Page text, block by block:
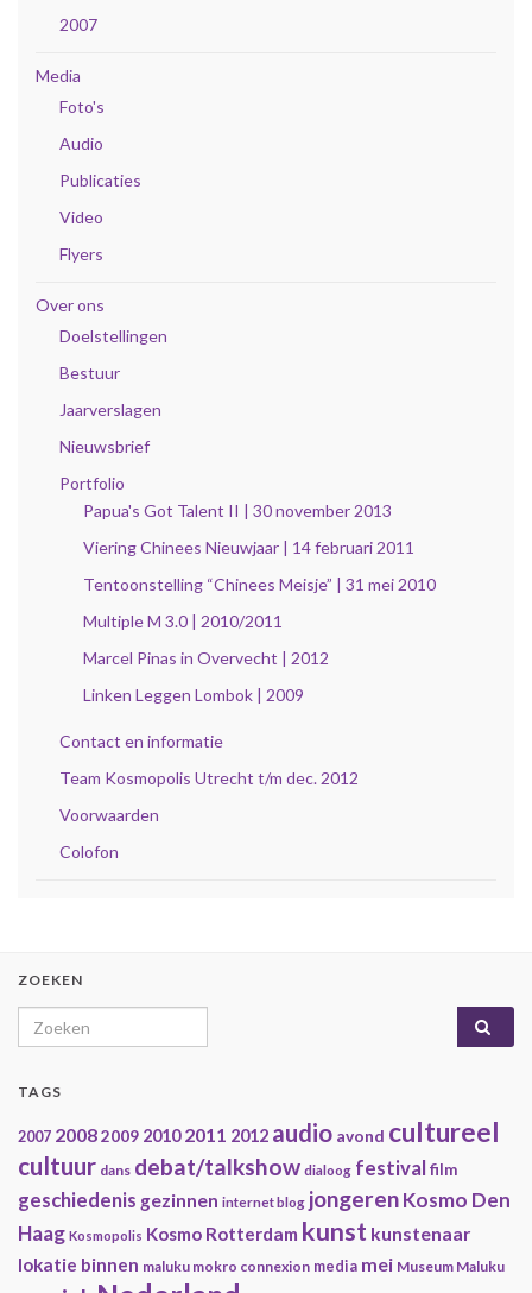
2007
Media
Foto's
Audio
Publicaties
Video
Flyers
Over ons
Doelstellingen
Bestuur
Jaarverslagen
Nieuwsbrief
Portfolio
Papua's Got Talent II | 30 november 2013
Viering Chinees Nieuwjaar | 14 februari 2011
Tentoonstelling “Chinees Meisje” | 31 mei 2010
Multiple M 3.0 | 2010/2011
Marcel Pinas in Overvecht | 2012
Linken Leggen Lombok | 2009
Contact en informatie
Team Kosmopolis Utrecht t/m dec. 2012
Voorwaarden
Colofon
ZOEKEN
Search for:
TAGS
2007 20082009 2010 2011 2012 audio avond cultureel
cultuur dans debat/talkshow dialoog festival film
geschiedenis gezinnen internet blog jongerenKosmo Den
Haag Kosmopolis Kosmo Rotterdam kunst kunstenaar
lokatie binnen maluku mokro connexion media mei Museum Maluku